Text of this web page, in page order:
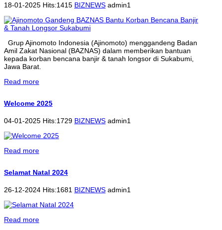
18-01-2025 Hits:1415 BIZNEWS admin1
Grup Ajinomoto Indonesia (Ajinomoto) menggandeng Badan
Amil Zakat Nasional (BAZNAS) dalam memberikan bantuan
kepada korban bencana banjir & tanah longsor di Sukabumi,
Jawa Barat.
Read more
Welcome 2025
04-01-2025 Hits:1729 BIZNEWS admin1
Read more
Selamat Natal 2024
26-12-2024 Hits:1681 BIZNEWS admin1
Read more